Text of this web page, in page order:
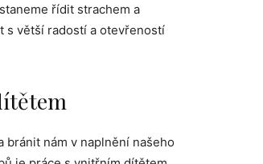
řídit strachem a
s větší radostí a otevřeností
bránit nám v naplnění našeho